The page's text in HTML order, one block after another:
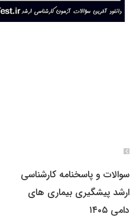
سوالات و پاسخنامه کارشناسی
ارشد پیشگیری بیماری های
دامی ۱۴۰۵